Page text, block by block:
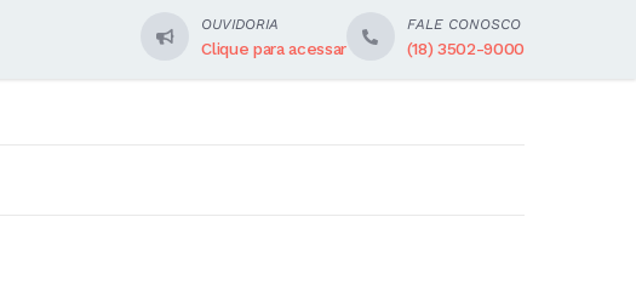
OUVIDORIA
Clique para acessar
FALE CONOSCO
(18) 3502-9000